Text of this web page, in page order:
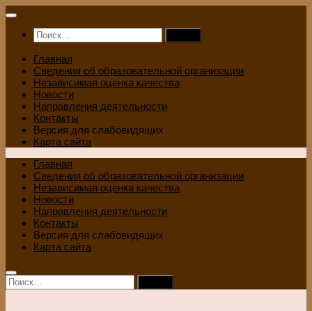
Перейти
содержимому
Найти:
Главная
Сведения об образовательной организации
Независимая оценка качества
Новости
Направления деятельности
Контакты
Версия для слабовидящих
Карта сайта
Главная
Сведения об образовательной организации
Независимая оценка качества
Новости
Направления деятельности
Контакты
Версия для слабовидящих
Карта сайта
Найти: